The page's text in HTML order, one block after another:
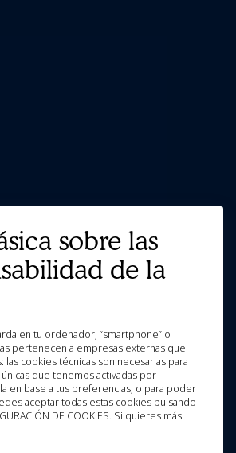
sobre las
de la
pertenecen a empresas externas que
cookies técnicas son necesarias para
que tenemos activadas por
en base a tus preferencias, o para poder
aceptar todas estas cookies pulsando
DE COOKIES. Si quieres más